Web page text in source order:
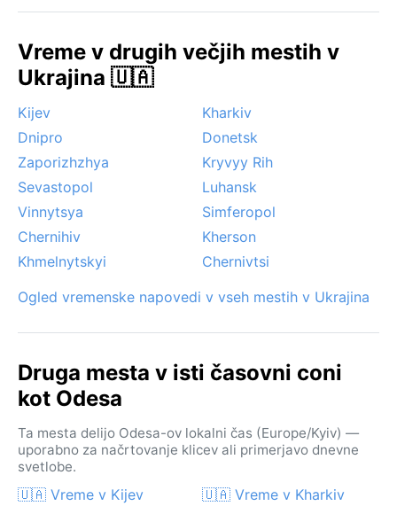
prinesejo močan naliv, medtem ko je megla v zimskih
Odesa skozi večino leta sončna in privlačna za tiste,
ki uživajo v toplem, a ne pretirano vlažnem vremenu.
Vreme v drugih večjih mestih v
Ukrajina 🇺🇦
Kijev
Kharkiv
Dnipro
Donetsk
Zaporizhzhya
Kryvyy Rih
Sevastopol
Luhansk
Vinnytsya
Simferopol
Chernihiv
Kherson
Khmelnytskyi
Chernivtsi
Ogled vremenske napovedi v vseh mestih v Ukrajina
Druga mesta v isti časovni coni
kot Odesa
Ta mesta delijo Odesa-ov lokalni čas (Europe/Kyiv) —
uporabno za načrtovanje klicev ali primerjavo dnevne
svetlobe.
🇺🇦 Vreme v Kijev 🇺🇦 Vreme v Kharkiv